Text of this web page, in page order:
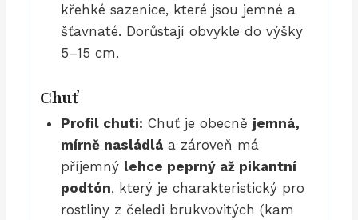
křehké sazenice, které jsou jemné a
šťavnaté. Dorůstají obvykle do výšky
5–15 cm.
Chuť
Profil chuti: Chuť je obecně jemná,
mírně nasládláa zároveň má
příjemný lehce peprný až pikantní
podtón, který je charakteristický pro
rostliny z čeledi brukvovitých (kam